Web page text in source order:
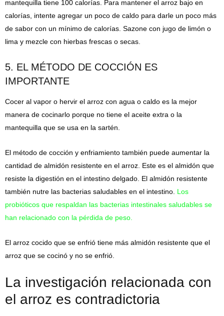
mantequilla tiene 100 calorías. Para mantener el arroz bajo en
calorías, intente agregar un poco de caldo para darle un poco más
de sabor con un mínimo de calorías. Sazone con jugo de limón o
lima y mezcle con hierbas frescas o secas.
5. EL MÉTODO DE COCCIÓN ES
IMPORTANTE
Cocer al vapor o hervir el arroz con agua o caldo es la mejor
manera de cocinarlo porque no tiene el aceite extra o la
mantequilla que se usa en la sartén.
El método de cocción y enfriamiento también puede aumentar la
cantidad de almidón resistente en el arroz. Este es el almidón que
resiste la digestión en el intestino delgado. El almidón resistente
también nutre las bacterias saludables en el intestino. Los
probióticos que respaldan las bacterias intestinales saludables se
han relacionado con la pérdida de peso.
El arroz cocido que se enfrió tiene más almidón resistente que el
arroz que se cocinó y no se enfrió.
La investigación relacionada con
el arroz es contradictoria